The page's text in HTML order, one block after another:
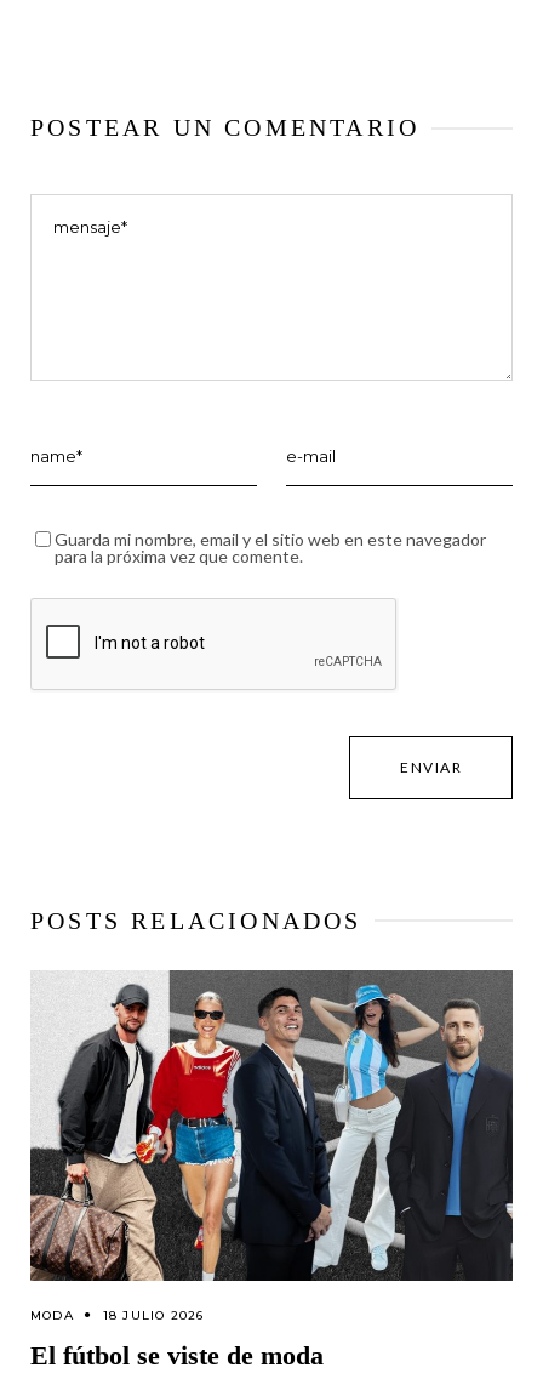
POSTEAR UN COMENTARIO
Guarda mi nombre, email y el sitio web en este navegador
para la próxima vez que comente.
POSTS RELACIONADOS
MODA 18 JULIO 2026
El fútbol se viste de moda